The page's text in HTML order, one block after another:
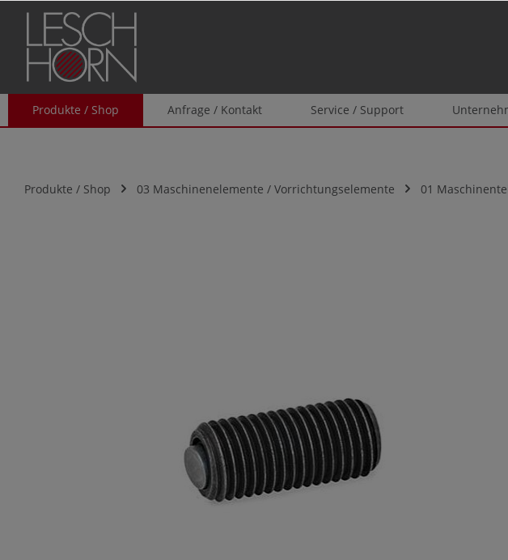
Zur Hauptnavigation springen
Produkte / Shop Anfrage / Kontakt Service / Support
Produkte / Shop 03 Maschinenelemente / Vorrichtungselemente 01